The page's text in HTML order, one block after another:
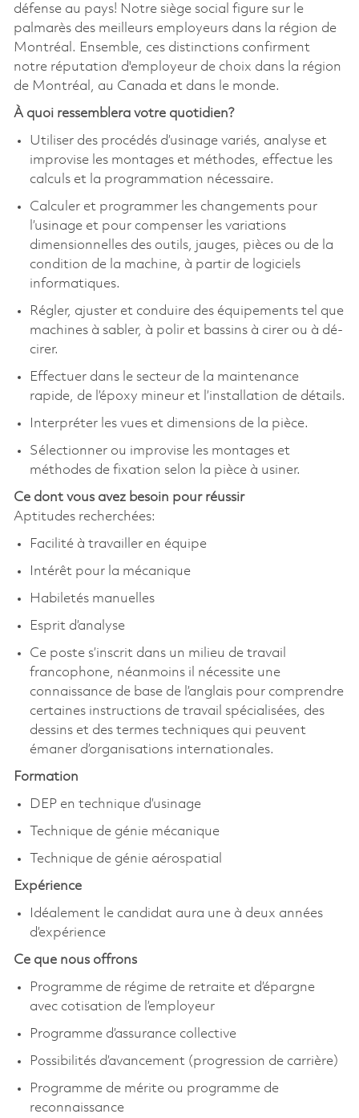
défense au pays! Notre siège social figure sur le
palmarès des meilleurs employeurs dans la région de
Montréal. Ensemble, ces distinctions confirment
notre réputation d'employeur de choix dans la région
de Montréal, au Canada et dans le monde.
À quoi ressemblera votre quotidien?
Utiliser des procédés d’usinage variés, analyse et
improvise les montages et méthodes, effectue les
calculs et la programmation nécessaire.
Calculer et programmer les changements pour
l’usinage et pour compenser les variations
dimensionnelles des outils, jauges, pièces ou de la
condition de la machine, à partir de logiciels
informatiques.
Régler, ajuster et conduire des équipements tel que
machines à sabler, à polir et bassins à cirer ou à dé-
cirer.
Effectuer dans le secteur de la maintenance
rapide, de l’époxy mineur et l’installation de détails.
Interpréter les vues et dimensions de la pièce.
Sélectionner ou improvise les montages et
méthodes de fixation selon la pièce à usiner.
Ce dont vous avez besoin pour réussir
Aptitudes recherchées:
Facilité à travailler en équipe
Intérêt pour la mécanique
Habiletés manuelles
Esprit d’analyse
Ce poste s’inscrit dans un milieu de travail
francophone, néanmoins il nécessite une
connaissance de base de l’anglais pour comprendre
certaines instructions de travail spécialisées, des
dessins et des termes techniques qui peuvent
émaner d’organisations internationales.
Formation
DEP en technique d’usinage
Technique de génie mécanique
Technique de génie aérospatial
Expérience
Idéalement le candidat aura une à deux années
d’expérience
Ce que nous offrons
Programme de régime de retraite et d’épargne
avec cotisation de l’employeur
Programme d’assurance collective
Possibilités d’avancement (progression de carrière)
Programme de mérite ou programme de
reconnaissance